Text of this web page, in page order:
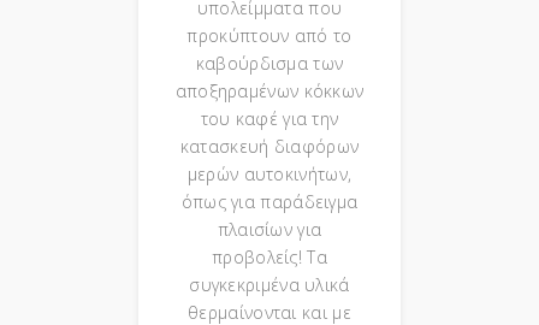
υπολείμματα που
προκύπτουν από το
καβούρδισμα των
αποξηραμένων κόκκων
του καφέ για την
κατασκευή διαφόρων
μερών αυτοκινήτων,
όπως για παράδειγμα
πλαισίων για
προβολείς! Τα
συγκεκριμένα υλικά
θερμαίνονται και με